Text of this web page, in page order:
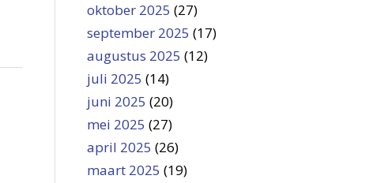
oktober 2025 (27)
september 2025 (17)
augustus 2025 (12)
juli 2025 (14)
juni 2025 (20)
mei 2025 (27)
april 2025 (26)
maart 2025 (19)